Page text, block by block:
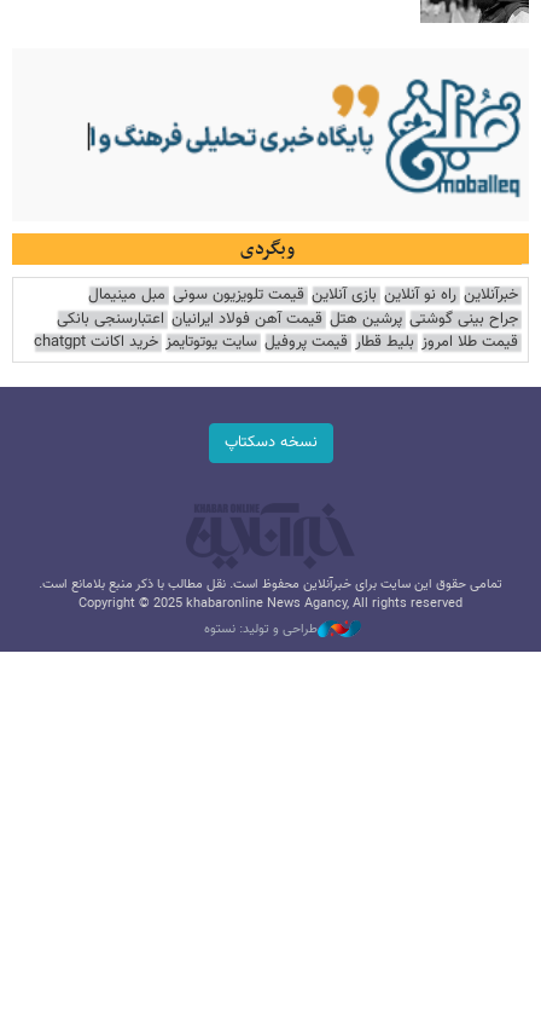
وبگردی
خبرآنلاین راه نو آنلاین بازی آنلاین قیمت تلویزیون سونی مبل مینیمال
جراح بینی گوشتی پرشین هتل قیمت آهن فولاد ایرانیان اعتبارسنجی بانکی
قیمت طلا امروز بلیط قطار قیمت پروفیل سایت یوتوتایمز خرید اکانت chatgpt
نسخه دسکتاپ
تمامی حقوق این سایت برای خبرآنلاین محفوظ است. نقل مطالب با ذکر منبع بلامانع است.
Copyright © 2025 khabaronline News Agancy, All rights reserved
طراحی و تولید: نستوه